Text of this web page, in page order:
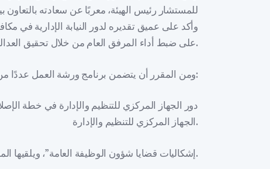
للمستشار رئيس الهيئة، معربًا عن سعادته بالتعاون
وأكد على عميق تقديره لدور النيابة الإدارية في
على ضبط أداء المرفق العام من خلال تحقيق العدالة الناجزة وإعلاء سيادة القانون.
ومن المقرر أن يتضمن برنامج ورشة العمل عددًا من المحاضرات وفقًا للترتيب الزمني:
الجهاز المركزي للتنظيم والإدارة.
“إشكاليات قضايا شؤون الوظيفة العامة”، ويلقيها المستشار سعد خليل مدير مركز الدراسات والبحوث.